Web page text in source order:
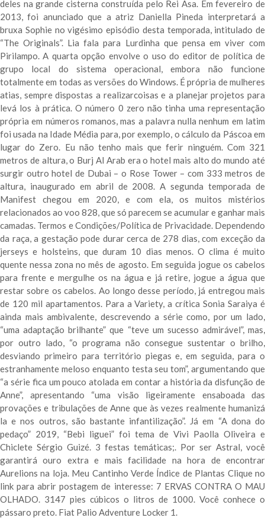
deles na grande cisterna construída pelo Rei Asa. Em fevereiro de
2013, foi anunciado que a atriz Daniella Pineda interpretará a
bruxa Sophie no vigésimo episódio desta temporada, intitulado de
“The Originals”. Lia fala para Lurdinha que pensa em viver com
Pirilampo. A quarta opção envolve o uso do editor de política de
grupo local do sistema operacional, embora não funcione
totalmente em todas as versões do Windows. É própria de mulheres
atias, sempre dispostas a realizarcoisas e a planejar projetos para
levá los à prática. O número 0 zero não tinha uma representação
própria em números romanos, mas a palavra nulla nenhum em latim
foi usada na Idade Média para, por exemplo, o cálculo da Páscoa em
lugar do Zero. Eu não tenho mais que ferir ninguém. Com 321
metros de altura, o Burj Al Arab era o hotel mais alto do mundo até
surgir outro hotel de Dubai – o Rose Tower – com 333 metros de
altura, inaugurado em abril de 2008. A segunda temporada de
Manifest chegou em 2020, e com ela, os muitos mistérios
relacionados ao voo 828, que só parecem se acumular e ganhar mais
camadas. Termos e Condições/Política de Privacidade. Dependendo
da raça, a gestação pode durar cerca de 278 dias, com exceção da
jerseys e holsteins, que duram 10 dias menos. O clima é muito
quente nessa zona no mês de agosto. Em seguida jogue os cabelos
para frente e mergulhe os na água e já retire, jogue a água que
restar sobre os cabelos. Ao longo desse período, já entregou mais
de 120 mil apartamentos. Para a Variety, a crítica Sonia Saraiya é
ainda mais ambivalente, descrevendo a série como, por um lado,
“uma adaptação brilhante” que “teve um sucesso admirável”, mas,
por outro lado, “o programa não consegue sustentar o brilho,
desviando primeiro para território piegas e, em seguida, para o
estranhamente meloso enquanto testa seu tom”, argumentando que
“a série fica um pouco atolada em contar a história da disfunção de
Anne”, apresentando “uma visão ligeiramente ensaboada das
provações e tribulações de Anne que às vezes realmente humanizá
la e nos outros, são bastante infantilização”. Já em “A dona do
pedaço” 2019, “Bebi liguei” foi tema de Vivi Paolla Oliveira e
Chiclete Sérgio Guizé. 3 festas temáticas;. Por ser Astral, você
garantirá ouro extra e mais facilidade na hora de encontrar
Aurelions na loja. Meu Cantinho Verde Índice de Plantas Clique no
link para abrir postagem de interesse: 7 ERVAS CONTRA O MAU
OLHADO. 3147 pies cúbicos o litros de 1000. Você conhece o
pássaro preto. Fiat Palio Adventure Locker 1.